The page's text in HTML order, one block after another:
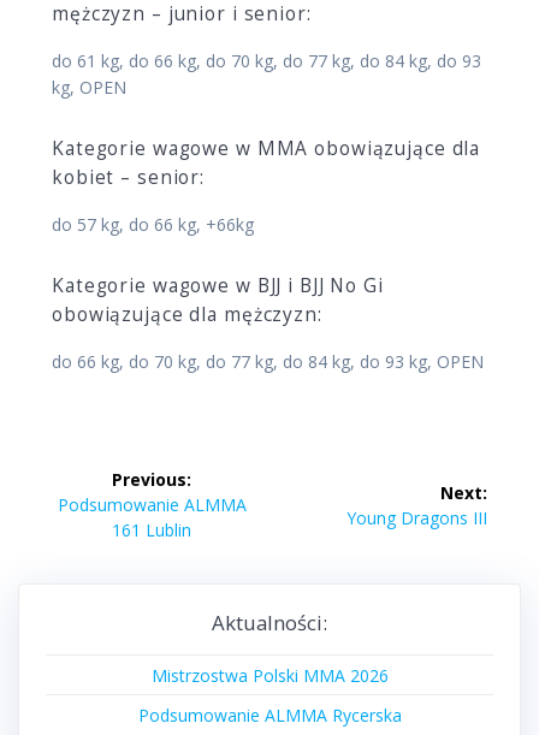
mężczyzn – junior i senior:
do 61 kg, do 66 kg, do 70 kg, do 77 kg, do 84 kg, do 93
kg, OPEN
Kategorie wagowe w MMA obowiązujące dla
kobiet – senior:
do 57 kg, do 66 kg, +66kg
Kategorie wagowe w BJJ i BJJ No Gi
obowiązujące dla mężczyzn:
do 66 kg, do 70 kg, do 77 kg, do 84 kg, do 93 kg, OPEN
Nawigacja
wpisu
Previous:
Previous
Podsumowanie ALMMA
161 Lublin
Next:
Next
Young Dragons III
Aktualności:
Mistrzostwa Polski MMA 2026
Podsumowanie ALMMA Rycerska